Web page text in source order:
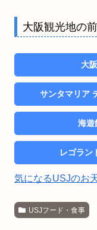
大阪観光地の
大
サンタマリア
海
レゴラン
気になるUSJのお
USJフード・食事